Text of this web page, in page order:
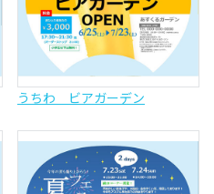
うちわ ビアガーデン